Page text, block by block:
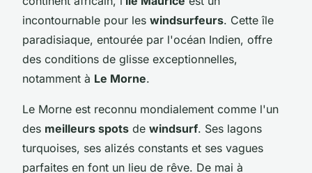
incontournable pour les windsurfeurs. Cette île
paradisiaque, entourée par l'océan Indien, offre
des conditions de glisse exceptionnelles,
notamment à Le Morne.
Le Morne est reconnu mondialement comme l'un
des meilleurs spots de windsurf. Ses lagons
turquoises, ses alizés constants et ses vagues
parfaites en font un lieu de rêve. De mai à